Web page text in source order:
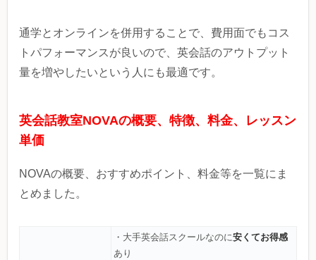
通学とオンラインを併用することで、費用面でもコス
トパフォーマンスが良いので、英会話のアウトプット
量を増やしたいという人にも最適です。
英会話教室NOVAの概要、特徴、料金、レッスン
単価
NOVAの概要、おすすめポイント、料金等を一覧にま
とめました。
・大手英会話スクールなのに安くてお得感
あり